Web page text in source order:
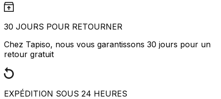
30 JOURS POUR RETOURNER
Chez Tapiso, nous vous garantissons 30 jours pour un
retour gratuit
EXPÉDITION SOUS 24 HEURES